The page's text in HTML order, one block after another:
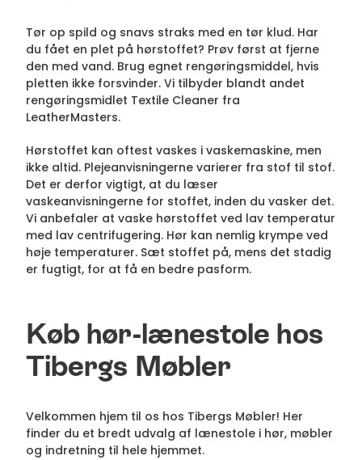
Tør op spild og snavs straks med en tør klud. Har
du fået en plet på hørstoffet? Prøv først at fjerne
den med vand. Brug egnet rengøringsmiddel, hvis
pletten ikke forsvinder. Vi tilbyder blandt andet
rengøringsmidlet Textile Cleaner fra
LeatherMasters.
Hørstoffet kan oftest vaskes i vaskemaskine, men
ikke altid. Plejeanvisningerne varierer fra stof til stof.
Det er derfor vigtigt, at du læser
vaskeanvisningerne for stoffet, inden du vasker det.
Vi anbefaler at vaske hørstoffet ved lav temperatur
med lav centrifugering. Hør kan nemlig krympe ved
høje temperaturer. Sæt stoffet på, mens det stadig
er fugtigt, for at få en bedre pasform.
Køb hør-lænestole hos
Tibergs Møbler
Velkommen hjem til os hos Tibergs Møbler! Her
finder du et bredt udvalg af lænestole i hør, møbler
og indretning til hele hjemmet.